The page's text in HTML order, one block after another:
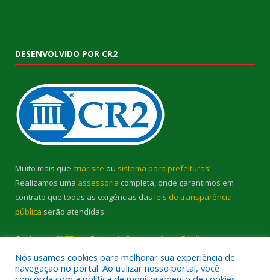
DESENVOLVIDO POR CR2
Muito mais que criar site ou sistema para prefeituras!
Realizamos uma assessoria completa, onde garantimos em
contrato que todas as exigências das leis de transparência
pública serão atendidas.
Conheça oPNTPe oRadar da Transparência Pública
Nós usamos cookies para melhorar sua experiência de
navegação no portal. Ao utilizar nosso portal, você